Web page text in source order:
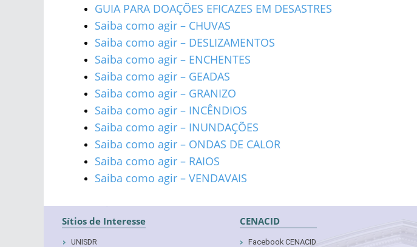
GUIA PARA DOAÇÕES EFICAZES EM DESASTRES
Saiba como agir – CHUVAS
Saiba como agir – DESLIZAMENTOS
Saiba como agir – ENCHENTES
Saiba como agir – GEADAS
Saiba como agir – GRANIZO
Saiba como agir – INCÊNDIOS
Saiba como agir – INUNDAÇÕES
Saiba como agir – ONDAS DE CALOR
Saiba como agir – RAIOS
Saiba como agir – VENDAVAIS
Sítios de Interesse
UNISDR
CENACID
Facebook CENACID